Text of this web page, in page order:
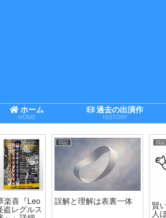
ホーム
HOME
過去の出演作
HISTORY
楽喜『Leo
盗レグルス
日記
誤解と理解は表裏一体
日記
賢
人